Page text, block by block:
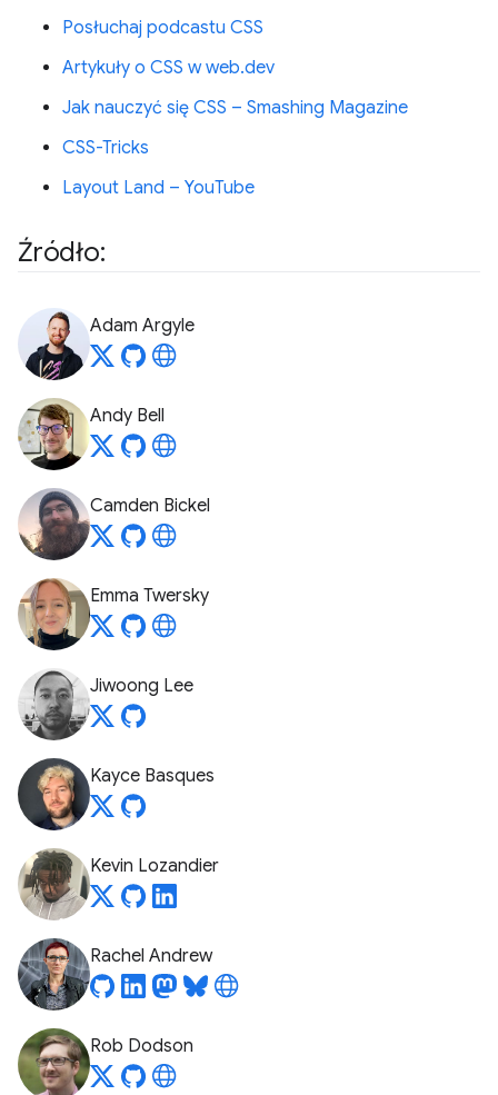
Posłuchaj podcastu CSS
Artykuły o CSS w web.dev
Jak nauczyć się CSS – Smashing Magazine
CSS-Tricks
Layout Land – YouTube
Źródło:
Adam Argyle
Andy Bell
Camden Bickel
Emma Twersky
Jiwoong Lee
Kayce Basques
Kevin Lozandier
Rachel Andrew
Rob Dodson